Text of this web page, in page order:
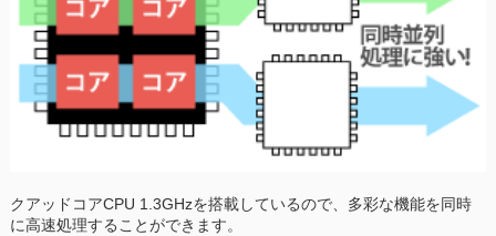
クアッドコアCPU 1.3GHzを搭載しているので、多彩な機能を同時
に高速処理することができます。